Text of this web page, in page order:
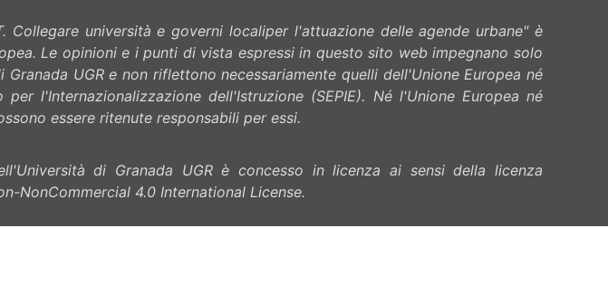
Collegare università e governi localiper l'attuazione delle agende urbane" è
Le opinioni e i punti di vista espressi in questo sito web impegnano solo
UGR e non riflettono necessariamente quelli dell'Unione Europea né
l'Internazionalizzazione dell'Istruzione (SEPIE). Né l'Unione Europea né
essere ritenute responsabili per essi.
di Granada UGR è concesso in licenza ai sensi della licenza
NonCommercial 4.0 International License.